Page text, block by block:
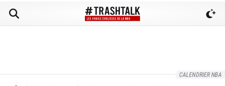
CALENDRIER NBA